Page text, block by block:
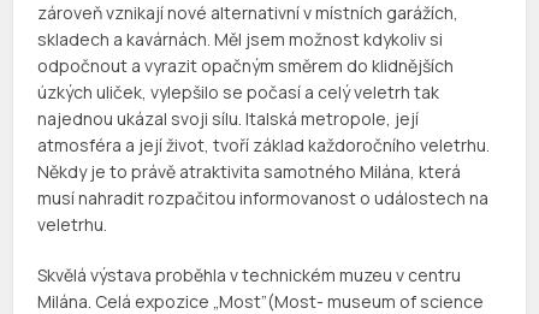
zároveň vznikají nové alternativní v místních garážích,
skladech a kavárnách. Měl jsem možnost kdykoliv si
odpočnout a vyrazit opačným směrem do klidnějších
úzkých uliček, vylepšilo se počasí a celý veletrh tak
najednou ukázal svoji sílu. Italská metropole, její
atmosféra a její život, tvoří základ každoročního veletrhu.
Někdy je to právě atraktivita samotného Milána, která
musí nahradit rozpačitou informovanost o událostech na
veletrhu.
Skvělá výstava proběhla v technickém muzeu v centru
Milána. Celá expozice „Most”(Most- museum of science